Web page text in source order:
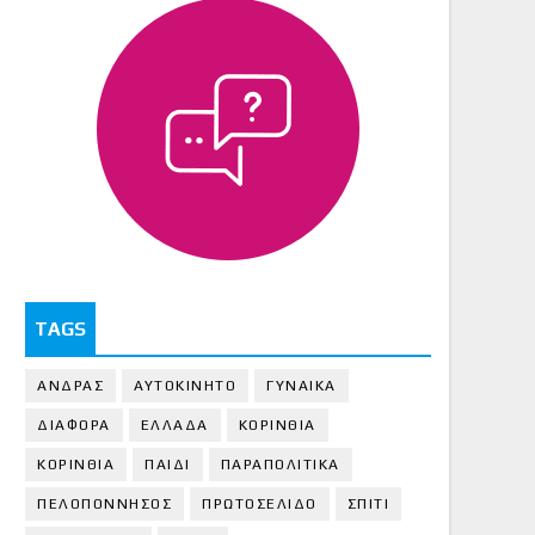
TAGS
ΑΝΔΡΑΣ ΑΥΤΟΚΙΝΗΤΟ ΓΥΝΑΙΚΑ
ΔΙΑΦΟΡΑ ΕΛΛΑΔΑ ΚΟΡΙΝΘΙΑ
ΚΟΡΙΝΘΙA ΠΑΙΔΙ ΠΑΡΑΠΟΛΙΤΙΚΑ
ΠΕΛΟΠΟΝΝΗΣΟΣ ΠΡΩΤΟΣΕΛΙΔΟ ΣΠΙΤΙ